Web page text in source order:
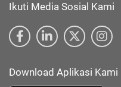
Ikuti Media Sosial Kami
Download Aplikasi Kami